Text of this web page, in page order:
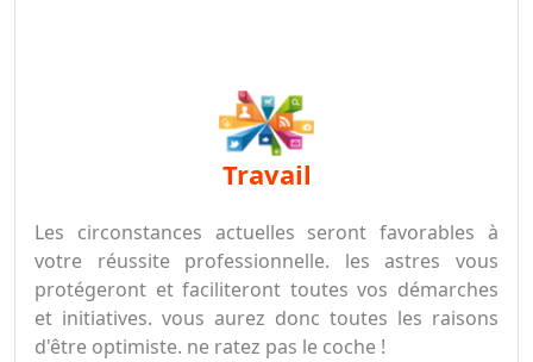
travail
Les circonstances actuelles seront favorables à
votre réussite professionnelle. les astres vous
protégeront et faciliteront toutes vos démarches
et initiatives. vous aurez donc toutes les raisons
d'être optimiste. ne ratez pas le coche !